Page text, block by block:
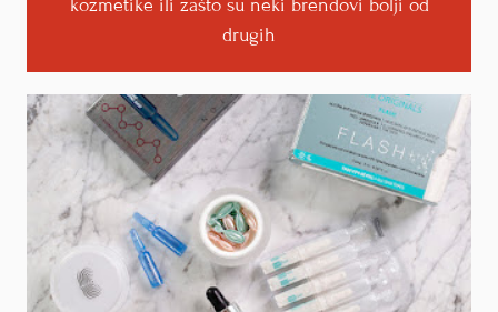
Eto, meni je promakla u "Jasmin"-u.
fini mirisi i na kraju prihvatljive cene. Inače i ja
dobijam slične komentare o "babskim"
pomadama, ali ne hajem mnogo :D.
Odgovori
kozmetike ili zašto su neki brendovi bolji od
drugih